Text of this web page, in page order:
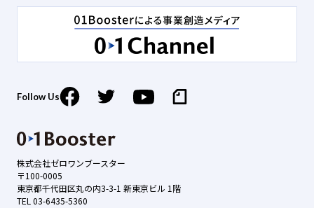
株式会社ゼロワンブースター
〒100-0005
東京都千代田区丸の内3-3-1 新東京ビル 1階
TEL 03-6435-5360
Follow Us